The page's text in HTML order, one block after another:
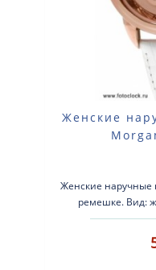
Женские
Женские наручные
ремешке. Вид:
механизма: